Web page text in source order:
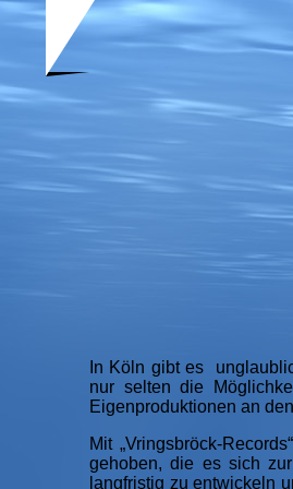
In Köln gibt es
nur selten die
Eigenproduktionen an
Mit „Vringsbröck-
gehoben, die es sich
langfristig zu entwickeln